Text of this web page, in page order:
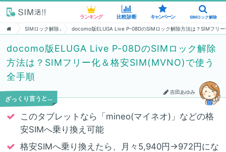
ランキング 比較診断 キャンペーン SIMロック解除
SIMロック解除 docomo版ELUGA Live P-08DのSIMロック解除方法は？SIMフリ
docomo版ELUGA Live P-08DのSIMロック解除
方法は？SIMフリー化＆格安SIM(MVNO)で使う
全手順
吉田あゆみ
ざっくり言うと…
このタブレットなら「mineo(マイネオ)」などの格
安SIMへ乗り換え可能
格安SIMへ乗り換えたら、月々5,940円→972円にな
ランキング 比較診断 キャンペーン SIMロック解除